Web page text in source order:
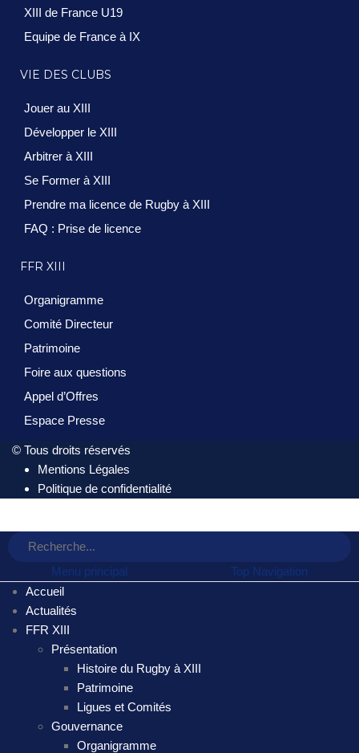
XIII de France U19
Equipe de France à IX
VIE DES CLUBS
Jouer au XIII
Développer le XIII
Arbitrer à XIII
Se Former à XIII
Prendre ma licence de Rugby à XIII
FAQ : Prise de licence
FFR XIII
Organigramme
Comité Directeur
Patrimoine
Foire aux questions
Appel d’Offres
Espace Presse
© Tous droits réservés
Mentions Légales
Politique de confidentialité
Menu principal
Top Navigation
Accueil
Actualités
FFR XIII
Présentation
Histoire du Rugby à XIII
Patrimoine
Ligues et Comités
Gouvernance
Organigramme